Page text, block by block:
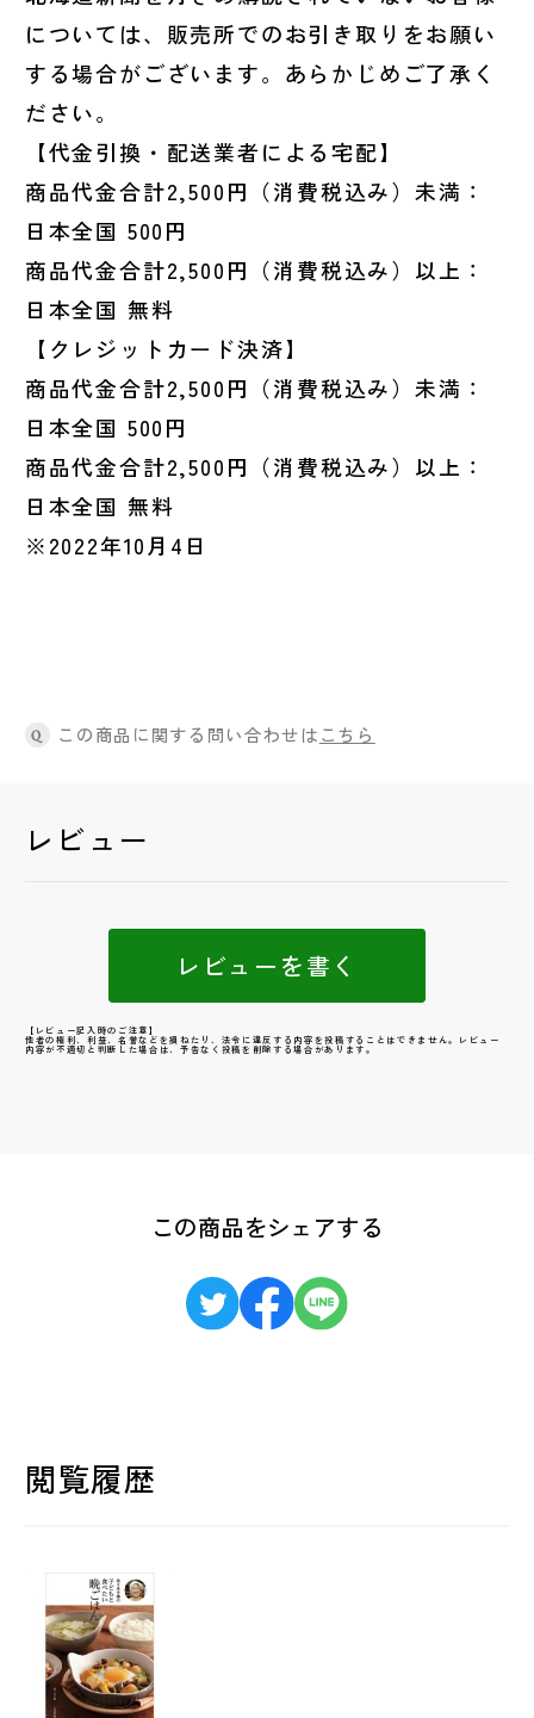
については、販売所でのお引き取りをお願い
する場合がございます。あらかじめご了承く
ださい。
【代金引換・配送業者による宅配】
商品代金合計2,500円（消費税込み）未満：
日本全国 500円
商品代金合計2,500円（消費税込み）以上：
日本全国 無料
【クレジットカード決済】
商品代金合計2,500円（消費税込み）未満：
日本全国 500円
商品代金合計2,500円（消費税込み）以上：
日本全国 無料
※2022年10月4日
Q この商品に関する問い合わせはこちら
レビュー
レビューを書く
【レビュー記入時のご注意】
他者の権利、利益、名誉などを損ねたり、法令に違反する内容を投稿することはできません。レビュー
内容が不適切と判断した場合は、予告なく投稿を削除する場合があります。
この商品をシェアする
閲覧履歴